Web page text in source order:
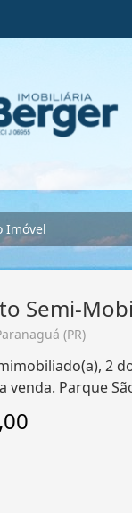
Imóvel
Semi-
(PR)
2
venda. Parque